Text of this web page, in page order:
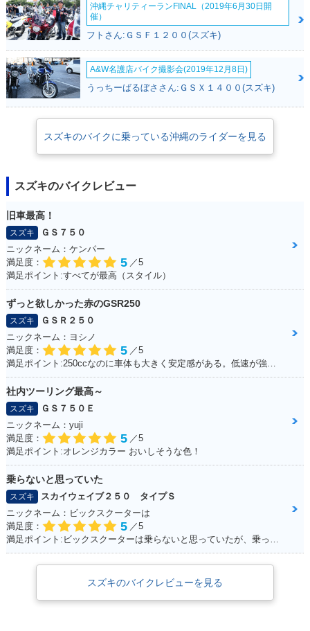
沖縄チャリティーランFINAL（2019年6月30日開
催）
フトさん:ＧＳＦ１２００(スズキ)
A&W名護店バイク撮影会(2019年12月8日)
うっちーばるぼささん:ＧＳＸ１４００(スズキ)
スズキのバイクに乗っている沖縄のライダーを見る
スズキのバイクレビュー
旧車最高！
スズキ
ＧＳ７５０
ニックネーム：ケンパー
満足度：
5 ／5
満足ポイント:すべてが最高（スタイル）
ずっと欲しかった赤のGSR250
スズキ
ＧＳＲ２５０
ニックネーム：ヨシノ
満足度：
5 ／5
社内ツーリング最高～
スズキ
ＧＳ７５０Ｅ
ニックネーム：yuji
満足度：
5 ／5
満足ポイント:オレンジカラー おいしそうな色！
乗らないと思っていた
スズキ
スカイウェイブ２５０ タイプＳ
ニックネーム：ビックスクーターは
満足度：
5 ／5
スズキのバイクレビューを見る